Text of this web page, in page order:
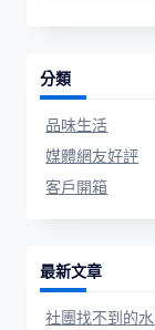
分類
品味生活
媒體網友好評
客戶開箱
最新文章
社團找不到的